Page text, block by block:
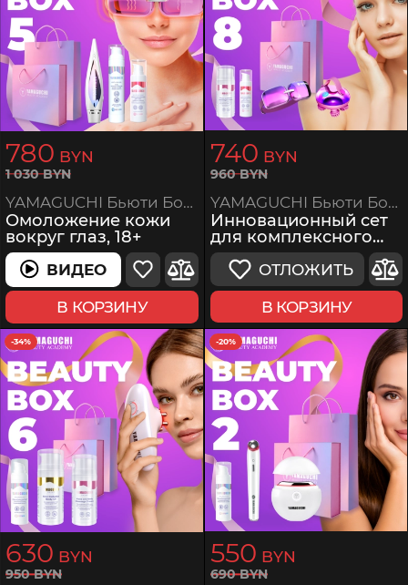
780 BYN
1 030BYN
YAMAGUCHI Бьюти Бокс 5
Омоложение кожи
вокруг глаз, 18+
ВИДЕОВИДЕО
В КОРЗИНУ
740 BYN
960BYN
YAMAGUCHI Бьюти Бокс 8
Инновационный сет
для комплексного
ухода и массажа
лица, головы и тела
ОТЛОЖИТЬ
В КОРЗИНУ
-34%
630 BYN
950BYN
-20%
550 BYN
690BYN